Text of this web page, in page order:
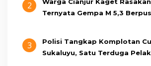
2
Ternyata Gempa M 5,3
3
Polisi Tangkap Komplotan
Sukaluyu, Satu Terduga